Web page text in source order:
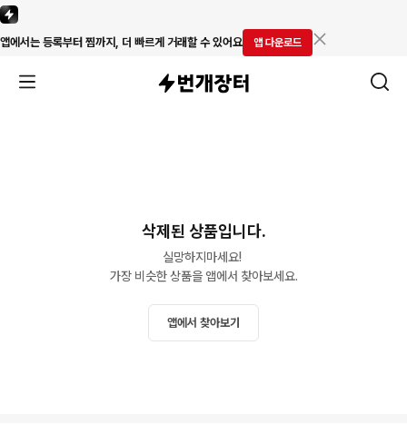
앱에서는 등록부터 찜까지, 더 빠르게 거래할 수 있어요 앱 다운로드
삭제된 상품입니다.
실망하지마세요!
가장 비슷한 상품을 앱에서 찾아보세요.
앱에서 찾아보기